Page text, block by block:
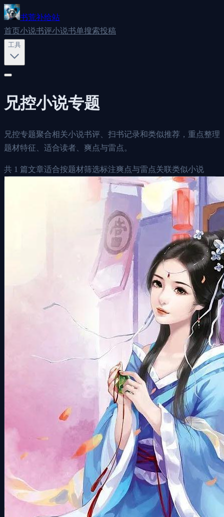
书荒补给站
首页小说书评小说书单搜索投稿
工具
兄控小说专题
兄控专题聚合相关小说书评、扫书记录和类似推荐，重点整理
题材特征、适合读者、爽点与雷点。
共 1 篇文章适合按题材筛选标注爽点与雷点关联类似小说